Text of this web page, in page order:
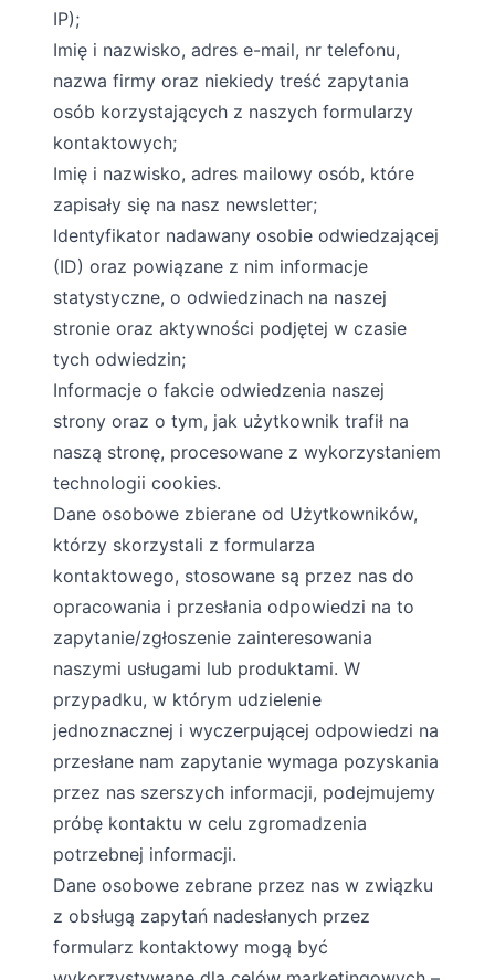
IP);
Imię i nazwisko, adres e-mail, nr telefonu,
nazwa firmy oraz niekiedy treść zapytania
osób korzystających z naszych formularzy
kontaktowych;
Imię i nazwisko, adres mailowy osób, które
zapisały się na nasz newsletter;
Identyfikator nadawany osobie odwiedzającej
(ID) oraz powiązane z nim informacje
statystyczne, o odwiedzinach na naszej
stronie oraz aktywności podjętej w czasie
tych odwiedzin;
Informacje o fakcie odwiedzenia naszej
strony oraz o tym, jak użytkownik trafił na
naszą stronę, procesowane z wykorzystaniem
technologii cookies.
Dane osobowe zbierane od Użytkowników,
którzy skorzystali z formularza
kontaktowego, stosowane są przez nas do
opracowania i przesłania odpowiedzi na to
zapytanie/zgłoszenie zainteresowania
naszymi usługami lub produktami. W
przypadku, w którym udzielenie
jednoznacznej i wyczerpującej odpowiedzi na
przesłane nam zapytanie wymaga pozyskania
przez nas szerszych informacji, podejmujemy
próbę kontaktu w celu zgromadzenia
potrzebnej informacji.
Dane osobowe zebrane przez nas w związku
z obsługą zapytań nadesłanych przez
formularz kontaktowy mogą być